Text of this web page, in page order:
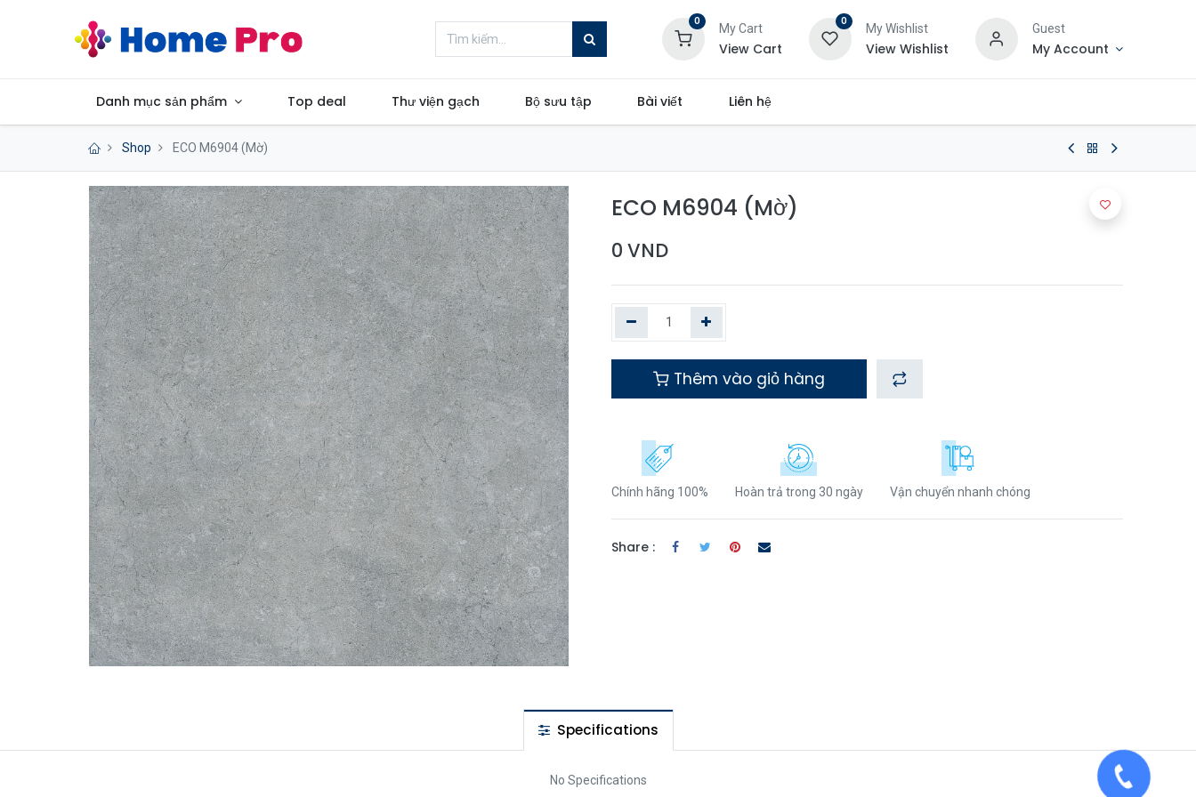
0
My Cart
View Cart
0
My Wishlist
View Wishlist
Guest
My Account
Danh mục sản phẩm Top deal Thư viện gạch Bộ sưu tập Bài viết Liên hệ
Shop ECO M6904 (Mờ)
ECO M6904 (Mờ)
0 VND
Thêm vào giỏ hàng
Chính hãng 100% Hoàn trả trong 30 ngày Vận chuyển nhanh chóng
Share :
Specifications
No Specifications